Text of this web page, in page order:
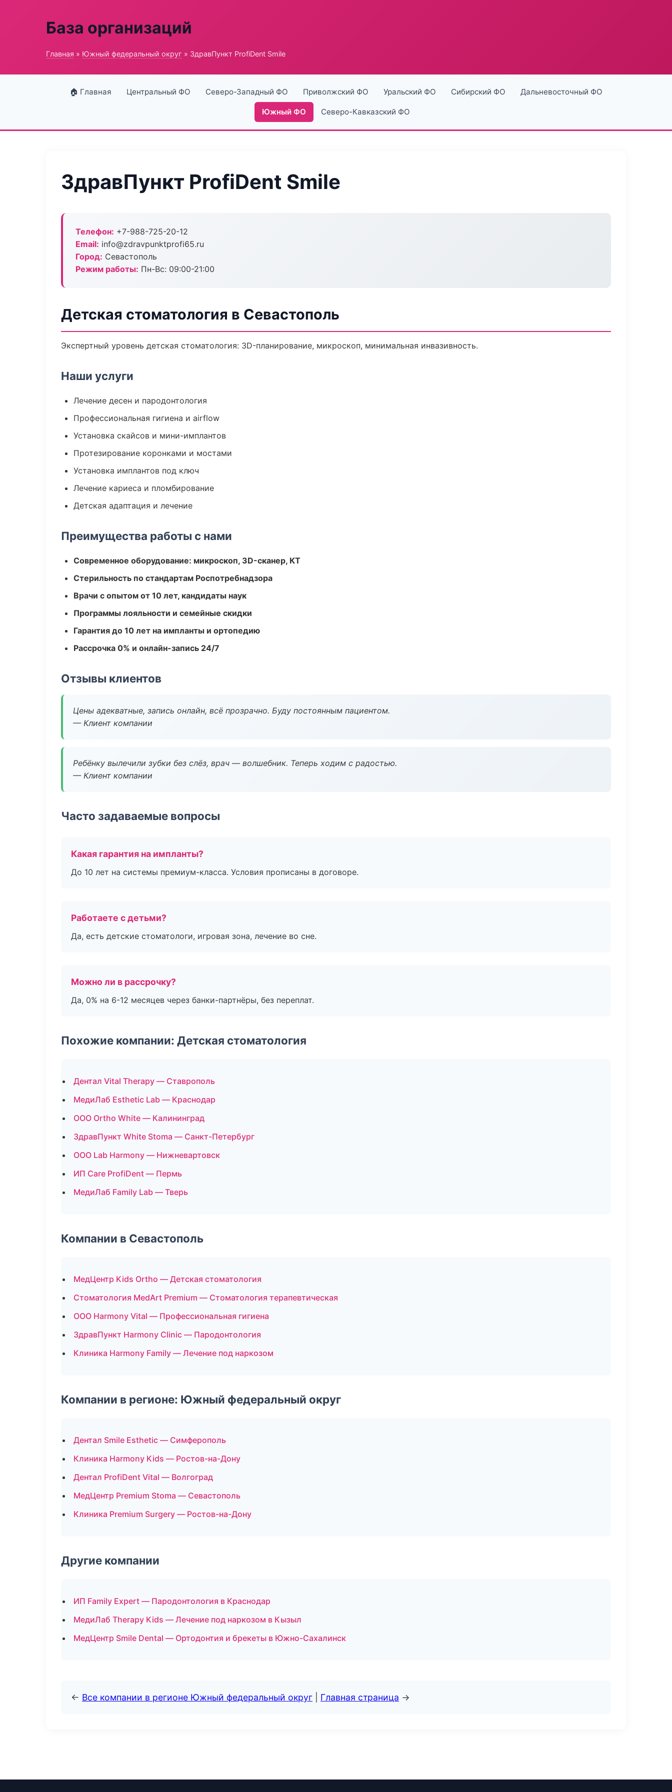
База организаций
Главная » Южный федеральный округ » ЗдравПункт ProfiDent Smile
🏠 Главная Центральный ФО Северо-Западный ФО Приволжский ФО Уральский ФО Сибирский ФО Дальневосточный ФО
Южный ФО Северо-Кавказский ФО
ЗдравПункт ProfiDent Smile
Телефон: +7-988-725-20-12
Email: info@zdravpunktprofi65.ru
Город: Севастополь
Режим работы: Пн-Вс: 09:00-21:00
Детская стоматология в Севастополь
Экспертный уровень детская стоматология: 3D-планирование, микроскоп, минимальная инвазивность.
Наши услуги
Лечение десен и пародонтология
Профессиональная гигиена и airflow
Установка скайсов и мини-имплантов
Протезирование коронками и мостами
Установка имплантов под ключ
Лечение кариеса и пломбирование
Детская адаптация и лечение
Преимущества работы с нами
Современное оборудование: микроскоп, 3D-сканер, КТ
Стерильность по стандартам Роспотребнадзора
Врачи с опытом от 10 лет, кандидаты наук
Программы лояльности и семейные скидки
Гарантия до 10 лет на импланты и ортопедию
Рассрочка 0% и онлайн-запись 24/7
Отзывы клиентов
Цены адекватные, запись онлайн, всё прозрачно. Буду постоянным пациентом.
— Клиент компании
Ребёнку вылечили зубки без слёз, врач — волшебник. Теперь ходим с радостью.
— Клиент компании
Часто задаваемые вопросы
Какая гарантия на импланты?
До 10 лет на системы премиум-класса. Условия прописаны в договоре.
Работаете с детьми?
Да, есть детские стоматологи, игровая зона, лечение во сне.
Можно ли в рассрочку?
Да, 0% на 6-12 месяцев через банки-партнёры, без переплат.
Похожие компании: Детская стоматология
Дентал Vital Therapy — Ставрополь
МедиЛаб Esthetic Lab — Краснодар
ООО Ortho White — Калининград
ЗдравПункт White Stoma — Санкт-Петербург
ООО Lab Harmony — Нижневартовск
ИП Care ProfiDent — Пермь
МедиЛаб Family Lab — Тверь
Компании в Севастополь
МедЦентр Kids Ortho — Детская стоматология
Стоматология MedArt Premium — Стоматология терапевтическая
ООО Harmony Vital — Профессиональная гигиена
ЗдравПункт Harmony Clinic — Пародонтология
Клиника Harmony Family — Лечение под наркозом
Компании в регионе: Южный федеральный округ
Дентал Smile Esthetic — Симферополь
Клиника Harmony Kids — Ростов-на-Дону
Дентал ProfiDent Vital — Волгоград
МедЦентр Premium Stoma — Севастополь
Клиника Premium Surgery — Ростов-на-Дону
Другие компании
ИП Family Expert — Пародонтология в Краснодар
МедиЛаб Therapy Kids — Лечение под наркозом в Кызыл
МедЦентр Smile Dental — Ортодонтия и брекеты в Южно-Сахалинск
← Все компании в регионе Южный федеральный округ Главная страница →